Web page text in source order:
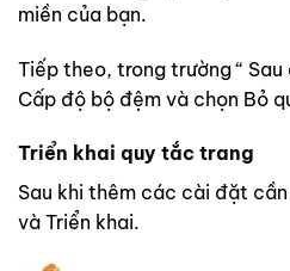
miền của bạn.
Tiếp theo, trong trường “
Cấp độ bộ đệm và chọn Bỏ
Triển khai quy tắc trang
Sau khi thêm các cài đặt
và Triển khai.